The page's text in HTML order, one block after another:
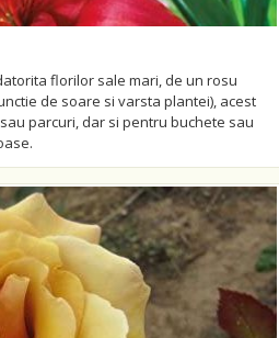
florilor sale mari, de un rosu
de soare si varsta plantei), acest
parcuri, dar si pentru buchete sau